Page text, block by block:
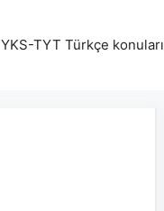
YKS-TYT Türkçe konuları